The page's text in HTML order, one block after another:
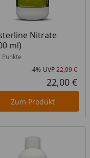
Nitrate
ml)
Punkte
-4% UVP22,99 €
22,00 €
Zum Produkt